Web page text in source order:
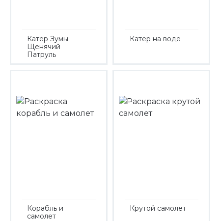
Катер Зумы
Щенячий
Патруль
Катер на воде
Корабль и
самолет
Крутой самолет